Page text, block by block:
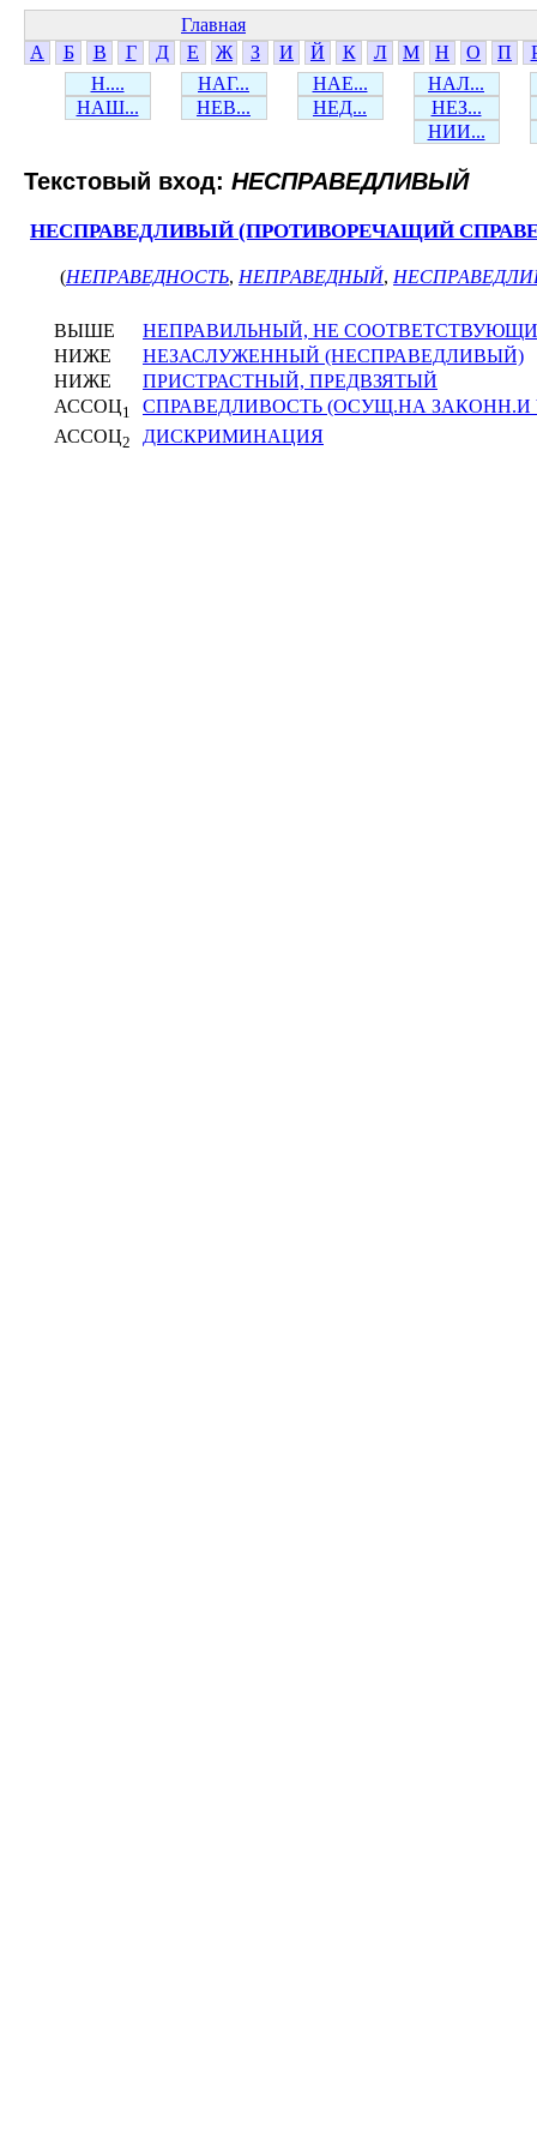
Главная
А
Б В Г Д Е Ж З И Й К Л М Н О П
Н....
НАГ... НАЕ...
НАЛ...
НАШ...
НЕВ... НЕД...
НЕЗ...
НИИ...
Текстовый вход: НЕСПРАВЕДЛИВЫЙ
НЕСПРАВЕДЛИВЫЙ (ПРОТИВОРЕЧАЩИЙ
(НЕПРАВЕДНОСТЬ, НЕПРАВЕДНЫЙ,
ВЫШЕ
НЕПРАВИЛЬНЫЙ, НЕ
НИЖЕ
НЕЗАСЛУЖЕННЫЙ (НЕСПРАВЕДЛИВЫЙ)
НИЖЕ
ПРИСТРАСТНЫЙ, ПРЕДВЗЯТЫЙ
АССОЦ1
СПРАВЕДЛИВОСТЬ (ОСУЩ.НА ЗАКОНН.И
АССОЦ2 ДИСКРИМИНАЦИЯ